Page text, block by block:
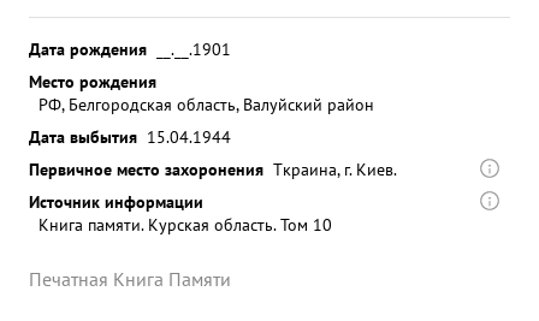
Дата рождения
__.__.1901
Место рождения
РФ, Белгородская область, Валуйский район
Дата выбытия 15.04.1944
Первичное место захоронения Tкраина, г. Киев.
Источник информации
Книга памяти. Курская область. Том 10
Печатная Книга Памяти